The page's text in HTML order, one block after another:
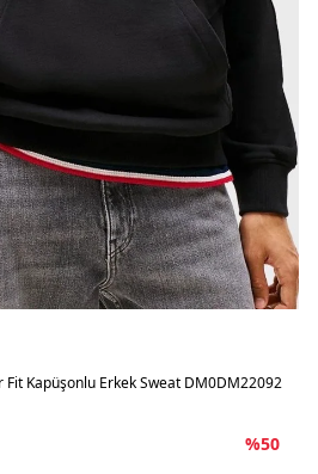
Fit Kapüşonlu Erkek Sweat DM0DM22092
%50